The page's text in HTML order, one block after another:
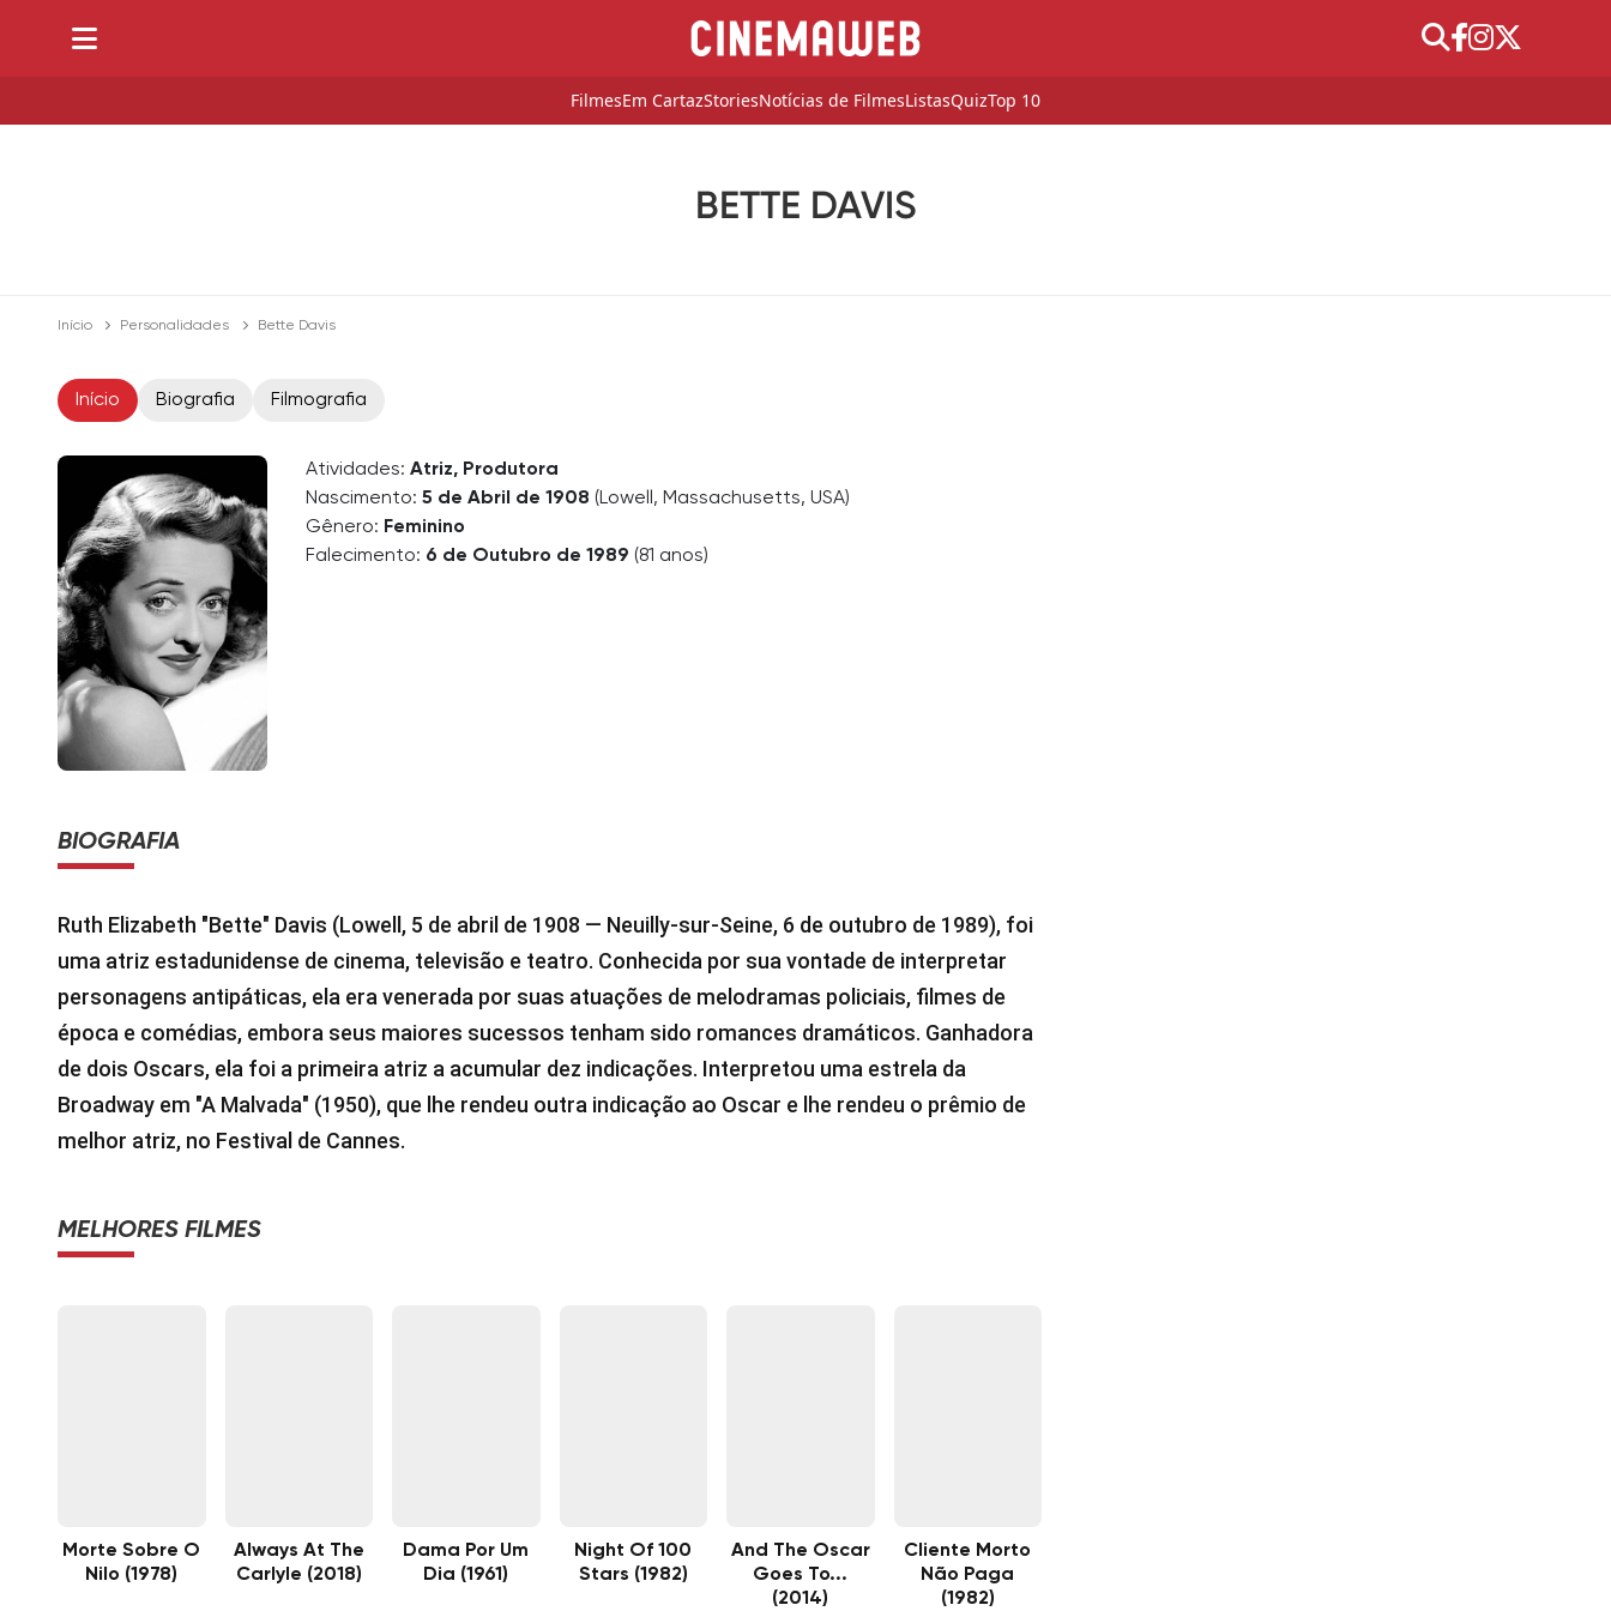
FilmesEm CartazStoriesNotícias de FilmesListasQuizTop 10
BETTE DAVIS
Início Personalidades Bette Davis
Início Biografia Filmografia
Atividades: Atriz, Produtora
Nascimento: 5 de Abril de 1908 (Lowell, Massachusetts, USA)
Gênero: Feminino
Falecimento: 6 de Outubro de 1989 (81 anos)
BIOGRAFIA
Ruth Elizabeth "Bette" Davis (Lowell, 5 de abril de 1908 — Neuilly-sur-Seine, 6 de outubro de 1989), foi
uma atriz estadunidense de cinema, televisão e teatro. Conhecida por sua vontade de interpretar
personagens antipáticas, ela era venerada por suas atuações de melodramas policiais, filmes de
época e comédias, embora seus maiores sucessos tenham sido romances dramáticos. Ganhadora
de dois Oscars, ela foi a primeira atriz a acumular dez indicações. Interpretou uma estrela da
Broadway em "A Malvada" (1950), que lhe rendeu outra indicação ao Oscar e lhe rendeu o prêmio de
melhor atriz, no Festival de Cannes.
MELHORES FILMES
Morte Sobre O
Nilo (1978)
Always At The
Carlyle (2018)
Dama Por Um
Dia (1961)
Night Of 100
Stars (1982)
And The Oscar
Goes To...
(2014)
Cliente Morto
Não Paga
(1982)